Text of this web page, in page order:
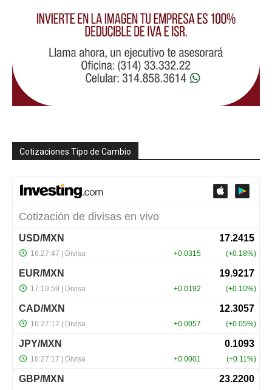
Cotizaciones Tipo de Cambio